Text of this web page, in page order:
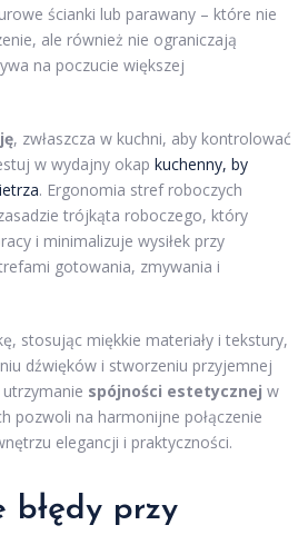
ścianki lub parawany – które nie
ale również nie ograniczają
na poczucie większej
, zwłaszcza w kuchni, aby kontrolować
w wydajny okap kuchenny, by
. Ergonomia stref roboczych
trójkąta roboczego, który
i minimalizuje wysiłek przy
gotowania, zmywania i
stosując miękkie materiały i tekstury,
dźwięków i stworzeniu przyjemnej
spójności estetycznej w
pozwoli na harmonijne połączenie
elegancji i praktyczności.
błędy przy